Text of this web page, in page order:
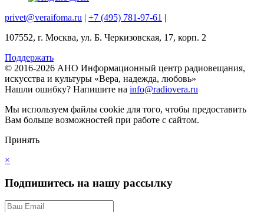
privet@veraifoma.ru | +7 (495) 781-97-61 |
107552, г. Москва, ул. Б. Черкизовская, 17, корп. 2
Поддержать
© 2016-2026 АНО Информационный центр радиовещания,
искусства и культуры «Вера, надежда, любовь»
Нашли ошибку? Напишите на info@radiovera.ru
Мы используем файлы cookie для того, чтобы предоставить
Вам больше возможностей при работе с сайтом.
Принять
×
Подпишитесь на нашу рассылку